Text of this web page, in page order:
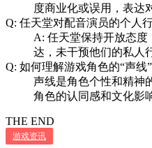
度商业化或误用，表达
Q: 任天堂对配音演员的个人
A: 任天堂保持开放态
达，未干预他们的私人
Q: 如何理解游戏角色的“声线
声线是角色个性和精神
角色的认同感和文化影
THE END
游戏资讯